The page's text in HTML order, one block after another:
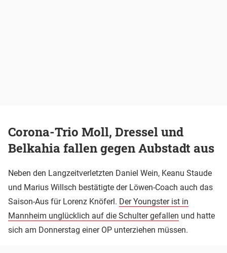
Corona-Trio Moll, Dressel und
Belkahia fallen gegen Aubstadt aus
Neben den Langzeitverletzten Daniel Wein, Keanu Staude
und Marius Willsch bestätigte der Löwen-Coach auch das
Saison-Aus für Lorenz Knöferl. Der Youngster ist in
Mannheim unglücklich auf die Schulter gefallen und hatte
sich am Donnerstag einer OP unterziehen müssen.